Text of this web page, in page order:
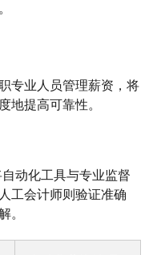
专业人员管理薪资，将
地提高可靠性。
动化工具与专业监督
工会计师则验证准确
。